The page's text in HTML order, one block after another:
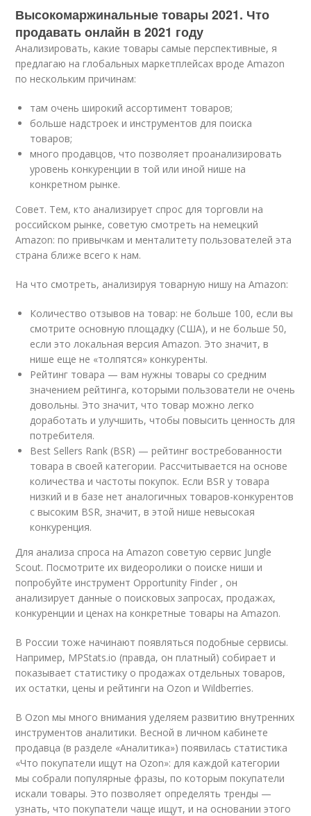
Высокомаржинальные товары 2021. Что
продавать онлайн в 2021 году
Анализировать, какие товары самые перспективные, я
предлагаю на глобальных маркетплейсах вроде Amazon
по нескольким причинам:
там очень широкий ассортимент товаров;
больше надстроек и инструментов для поиска
товаров;
много продавцов, что позволяет проанализировать
уровень конкуренции в той или иной нише на
конкретном рынке.
Совет. Тем, кто анализирует спрос для торговли на
российском рынке, советую смотреть на немецкий
Amazon: по привычкам и менталитету пользователей эта
страна ближе всего к нам.
На что смотреть, анализируя товарную нишу на Amazon:
Количество отзывов на товар: не больше 100, если вы
смотрите основную площадку (США), и не больше 50,
если это локальная версия Amazon. Это значит, в
нише еще не «толпятся» конкуренты.
Рейтинг товара — вам нужны товары со средним
значением рейтинга, которыми пользователи не очень
довольны. Это значит, что товар можно легко
доработать и улучшить, чтобы повысить ценность для
потребителя.
Best Sellers Rank (BSR) — рейтинг востребованности
товара в своей категории. Рассчитывается на основе
количества и частоты покупок. Если BSR у товара
низкий и в базе нет аналогичных товаров-конкурентов
с высоким BSR, значит, в этой нише невысокая
конкуренция.
Для анализа спроса на Amazon советую сервис Jungle
Scout. Посмотрите ихвидеоролики о поиске ниши и
попробуйте инструмент Opportunity Finder , он
анализирует данные о поисковых запросах, продажах,
конкуренции и ценах на конкретные товары на Amazon.
В России тоже начинают появляться подобные сервисы.
Например, MPStats.io (правда, он платный) собирает и
показывает статистику о продажах отдельных товаров,
их остатки, цены и рейтинги на Ozon и Wildberries.
В Ozon мы много внимания уделяем развитию внутренних
инструментов аналитики. Весной в личном кабинете
продавца (в разделе «Аналитика») появилась статистика
«Что покупатели ищут на Ozon»: для каждой категории
мы собрали популярные фразы, по которым покупатели
искали товары. Это позволяет определять тренды —
узнать, что покупатели чаще ищут, и на основании этого